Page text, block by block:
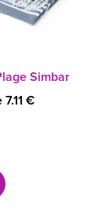
Simbar
€